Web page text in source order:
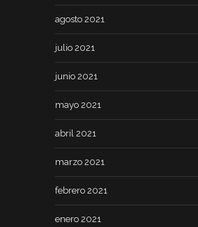
agosto 2021
julio 2021
junio 2021
mayo 2021
abril 2021
marzo 2021
febrero 2021
enero 2021